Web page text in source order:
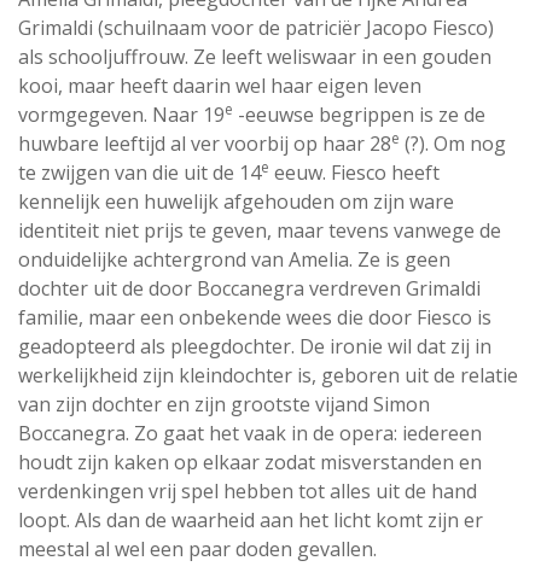
Grimaldi (schuilnaam voor de patriciër Jacopo Fiesco)
als schooljuffrouw. Ze leeft weliswaar in een gouden
kooi, maar heeft daarin wel haar eigen leven
vormgegeven. Naar 19e -eeuwse begrippen is ze de
huwbare leeftijd al ver voorbij op haar 28e (?). Om nog
te zwijgen van die uit de 14e eeuw. Fiesco heeft
kennelijk een huwelijk afgehouden om zijn ware
identiteit niet prijs te geven, maar tevens vanwege de
onduidelijke achtergrond van Amelia. Ze is geen
dochter uit de door Boccanegra verdreven Grimaldi
familie, maar een onbekende wees die door Fiesco is
geadopteerd als pleegdochter. De ironie wil dat zij in
werkelijkheid zijn kleindochter is, geboren uit de relatie
van zijn dochter en zijn grootste vijand Simon
Boccanegra. Zo gaat het vaak in de opera: iedereen
houdt zijn kaken op elkaar zodat misverstanden en
verdenkingen vrij spel hebben tot alles uit de hand
loopt. Als dan de waarheid aan het licht komt zijn er
meestal al wel een paar doden gevallen.